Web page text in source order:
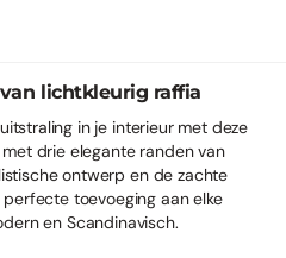
lichtkleurig raffia
in je interieur met deze
drie elegante randen van
ontwerp en de zachte
toevoeging aan elke
en Scandinavisch.